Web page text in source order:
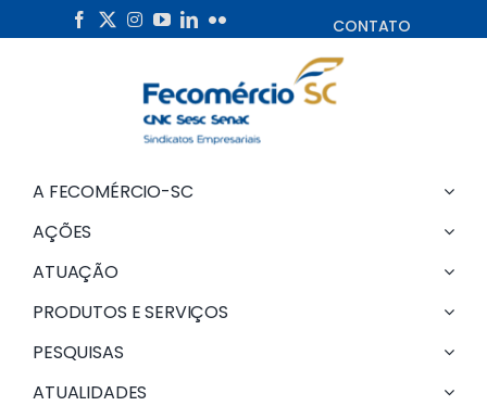
to
CONTATO
A FECOMÉRCIO-SC
AÇÕES
ATUAÇÃO
PRODUTOS E SERVIÇOS
PESQUISAS
ATUALIDADES